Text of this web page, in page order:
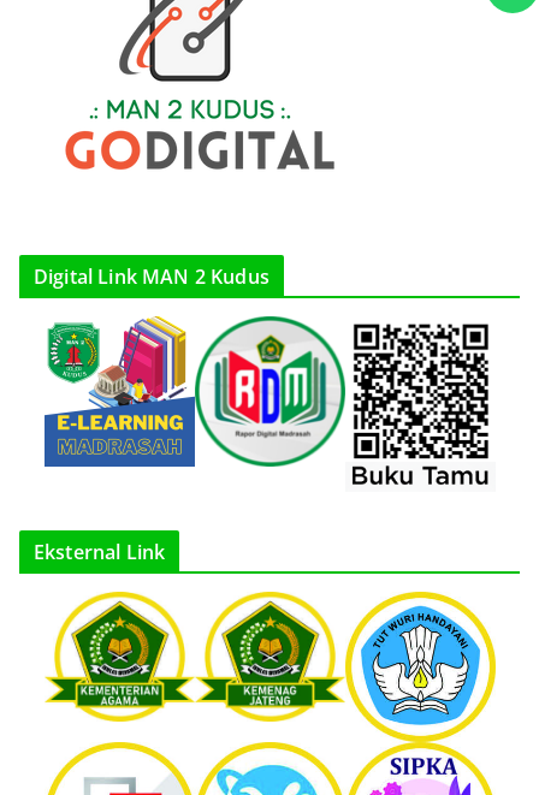
Digital Link MAN 2 Kudus
Eksternal Link